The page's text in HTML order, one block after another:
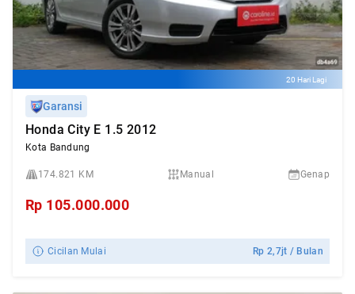
20 Hari Lagi
Garansi
Honda City E 1.5 2012
Kota Bandung
174.821 KM Manual Genap
Rp 105.000.000
Cicilan Mulai Rp2,7jt / Bulan